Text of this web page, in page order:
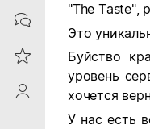
Contacts
Reviews
ProfileSaby
"The Taste",
Это
Буйство
уровень
хочется
У нас есть